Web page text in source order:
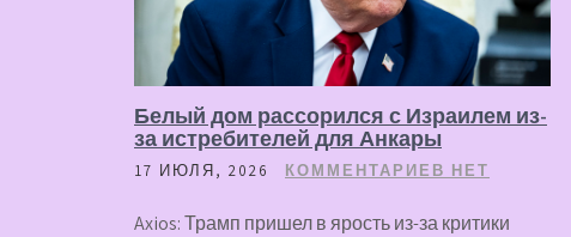
Белый дом рассорился с Израилем из-
за истребителей для Анкары
17 ИЮЛЯ, 2026 КОММЕНТАРИЕВ НЕТ
Axios: Трамп пришел в ярость из-за критики